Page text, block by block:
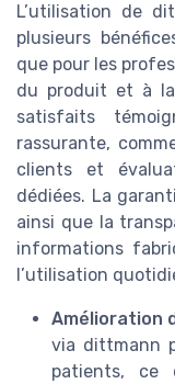
L’utilisation de
plusieurs
que pour les
du produit et à
satisfaits
rassurante,
clients et
dédiées. La
ainsi que la
informations
l’utilisation
Amélioration
via dittmann
patients, ce